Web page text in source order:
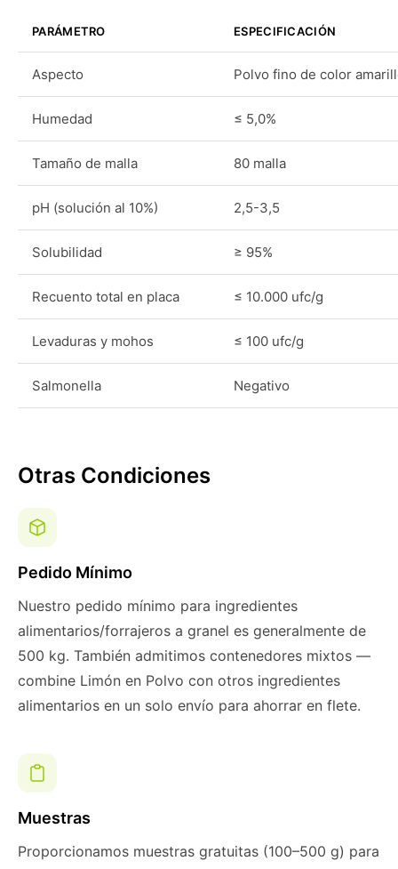
PARÁMETRO ESPECIFICACIÓN
Aspecto Polvo fino de color
Humedad ≤ 5,0%
Tamaño de malla 80 malla
pH (solución al 10%) 2,5-3,5
Solubilidad ≥ 95%
Recuento total en placa ≤ 10.000 ufc/g
Levaduras y mohos ≤ 100 ufc/g
Salmonella Negativo
Otras Condiciones
Pedido Mínimo
Nuestro pedido mínimo para ingredientes
alimentarios/forrajeros a granel es generalmente de
500 kg. También admitimos contenedores mixtos —
combine Limón en Polvo con otros ingredientes
alimentarios en un solo envío para ahorrar en flete.
Muestras
Proporcionamos muestras gratuitas (100–500 g) para